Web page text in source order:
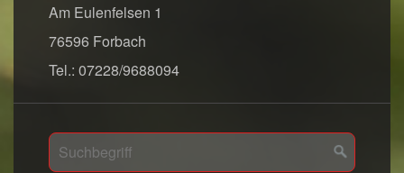
Am Eulenfelsen 1
76596 Forbach
Tel.: 07228/9688094